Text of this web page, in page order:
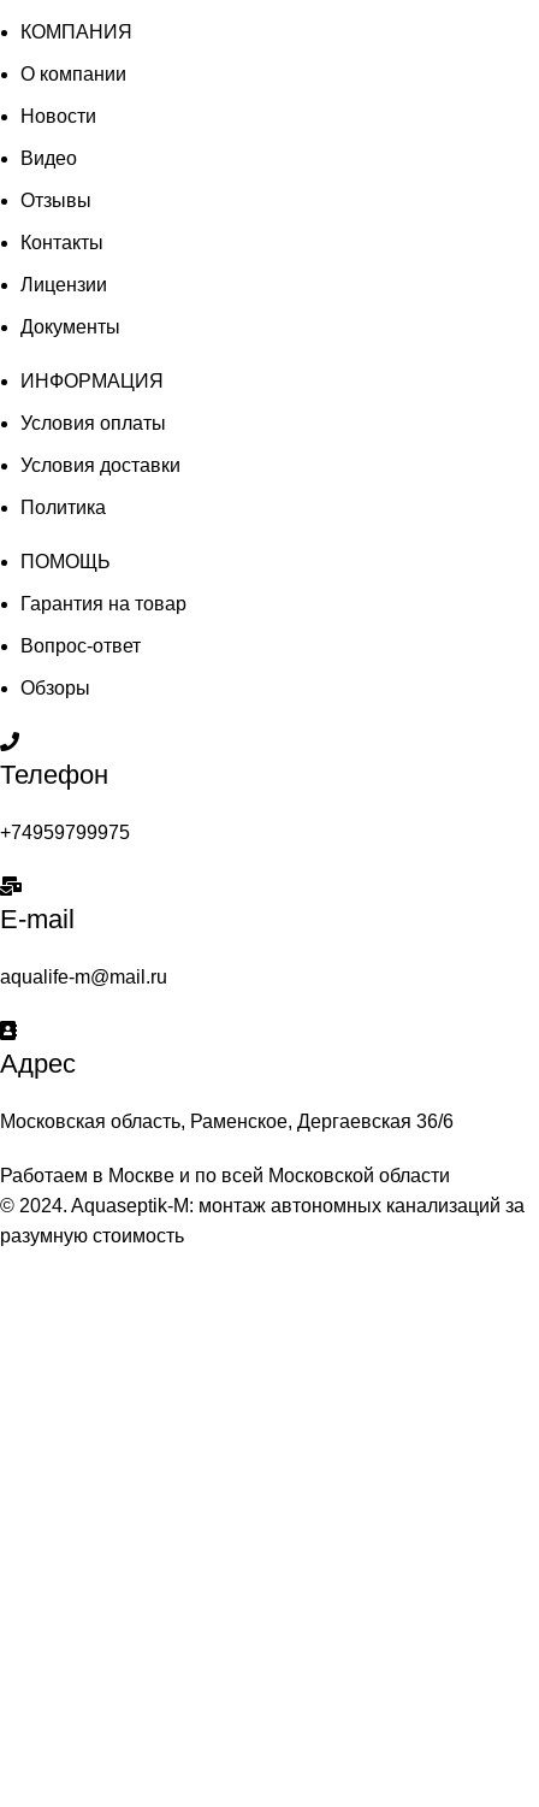
КОМПАНИЯ
О компании
Новости
Видео
Отзывы
Контакты
Лицензии
Документы
ИНФОРМАЦИЯ
Условия оплаты
Условия доставки
Политика
ПОМОЩЬ
Гарантия на товар
Вопрос-ответ
Обзоры
Телефон
+74959799975
E-mail
aqualife-m@mail.ru
Адрес
Московская область, Раменское, Дергаевская 36/6
Работаем в Москве и по всей Московской области
© 2024. Aquaseptik-M: монтаж автономных канализаций за
разумную стоимость